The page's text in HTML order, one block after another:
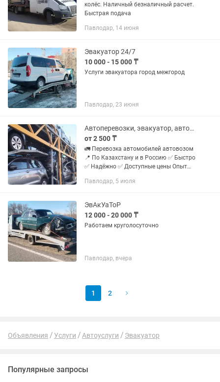
колёс. Наличный безналичный расчет.
Быстрая подача
Павлодар, 14 июня
Эвакуатор 24/7
10 000 - 15 000 ₸
Услуги эвакуатора город межгород
Павлодар, 23 июня
Автоперевозки, эвакуатор, автовоз по Казахстану и России
от 2 500 ₸
🚛 Перевозка автомобилей автовозом
📍 По Казахстану и в Россию ✅ Быстро
✅ Надёжно ✅ Доступные цены Опыт
в безопасности.
Павлодар, 5 июля
ЭвАкУаТоР
12 000 - 20 000 ₸
Работаем круголосуточно
Павлодар, вчера
1 2
Объявления Услуги Автоуслуги Эвакуатор
Популярные запросы